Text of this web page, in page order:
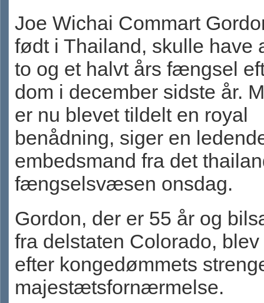
Joe Wichai Commart
født i Thailand, skulle have
to og et halvt års fængsel
dom i december sidste år.
er nu blevet tildelt en royal
benådning, siger en
embedsmand fra det
fængselsvæsen onsdag.
Gordon, der er 55 år og
fra delstaten Colorado,
efter kongedømmets
majestætsfornærmelse.